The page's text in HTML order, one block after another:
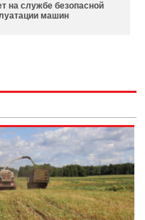
на службе безопасной
машин